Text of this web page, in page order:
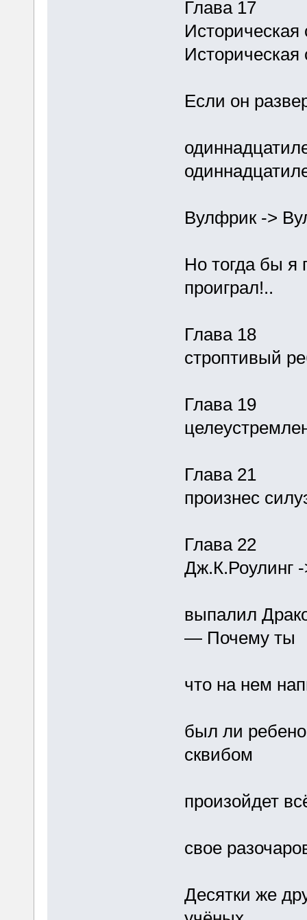
Глава 17
Если он
Вулфрик ->
Но тогда бы я
проиграл!..
Глава 18
строптивый
Глава 19
Глава 21
произнес
Глава 22
Дж.К.Роулинг
выпалил
— Почему ты
что на нем
был ли
сквибом
произойдет
свое
Десятки же